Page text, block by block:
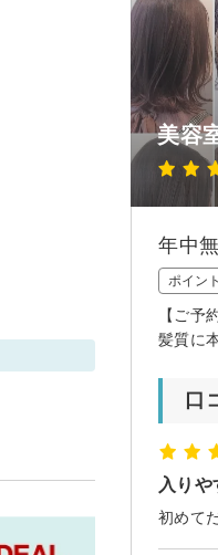
美容
年中
ポイン
【ご
髪質に
口
入り